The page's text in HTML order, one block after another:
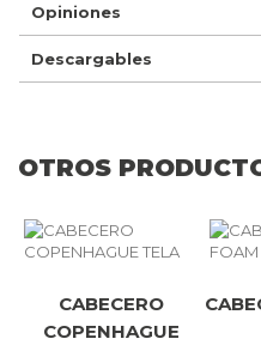
Opiniones
Descargables
OTROS
CABECERO
COPENHAGUE